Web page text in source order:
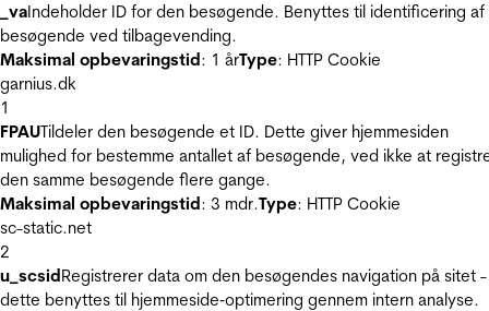
_vaIndeholder ID for den besøgende. Benyttes til identificering af
besøgende ved tilbagevending.
Maksimal opbevaringstid: 1 årType: HTTP Cookie
garnius.dk
1
FPAUTildeler den besøgende et ID. Dette giver hjemmesiden
mulighed for bestemme antallet af besøgende, ved ikke at
den samme besøgende flere gange.
Maksimal opbevaringstid: 3 mdr.Type: HTTP Cookie
sc-static.net
2
u_scsidRegistrerer data om den besøgendes navigation på sitet -
dette benyttes til hjemmeside‐optimering gennem intern analyse.